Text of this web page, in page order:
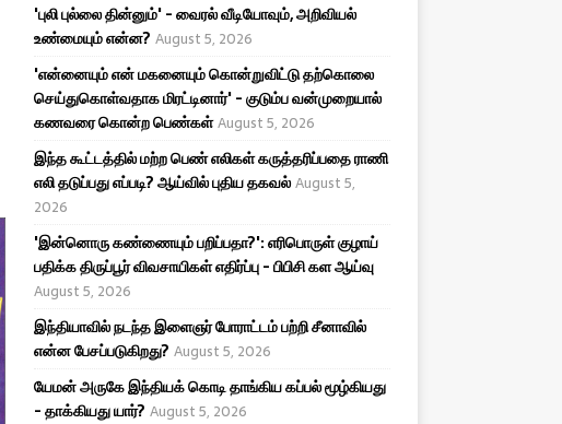
'புலி புல்லை தின்னும்' - வைரல் வீடியோவும், அறிவியல்
உண்மையும் என்ன? August 5, 2026
'என்னையும் என் மகனையும் கொன்றுவிட்டு தற்கொலை
செய்துகொள்வதாக மிரட்டினார்' - குடும்ப வன்முறையால்
கணவரை கொன்ற பெண்கள் August 5, 2026
இந்த கூட்டத்தில் மற்ற பெண் எலிகள் கருத்தரிப்பதை ராணி
எலி தடுப்பது எப்படி? ஆய்வில் புதிய தகவல் August 5,
2026
'இன்னொரு கண்ணையும் பறிப்பதா?': எரிபொருள் குழாய்
பதிக்க திருப்பூர் விவசாயிகள் எதிர்ப்பு - பிபிசி கள ஆய்வு
August 5, 2026
இந்தியாவில் நடந்த இளைஞர் போராட்டம் பற்றி சீனாவில்
என்ன பேசப்படுகிறது? August 5, 2026
யேமன் அருகே இந்தியக் கொடி தாங்கிய கப்பல் மூழ்கியது
- தாக்கியது யார்? August 5, 2026